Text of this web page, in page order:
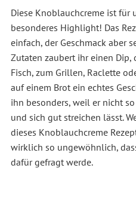
Diese Knoblauchcreme ist für
besonderes Highlight! Das
einfach, der Geschmack aber
Zutaten zaubert ihr einen
Fisch, zum Grillen, Raclette
auf einem Brot ein echtes
ihn besonders, weil er nicht
und sich gut streichen lässt.
dieses Knoblauchcreme
wirklich so ungewöhnlich,
dafür gefragt werde.